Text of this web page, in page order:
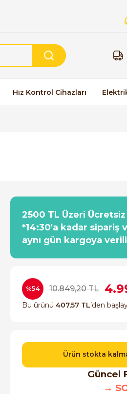
Hız Kontrol Cihazları
2500 TL Üzeri
*14:30'a kadar sipariş
aynı gün kargoya
%54 10.849,20 TL
Bu ürünü 407,57 TL’den
Ürün stokta
Güncel
→